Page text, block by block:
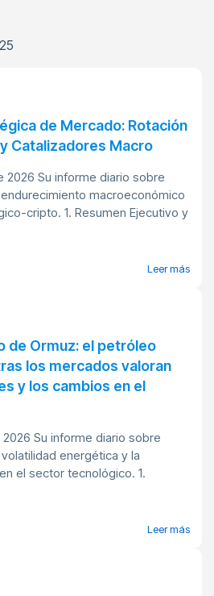
de Mercado: Rotación
Catalizadores Macro
2026 Su informe diario sobre
macroeconómico
cripto. 1. Resumen Ejecutivo y
Leer más
de Ormuz: el petróleo
los mercados valoran
y los cambios en el
Su informe diario sobre
energética y la
el sector tecnológico. 1.
Leer más